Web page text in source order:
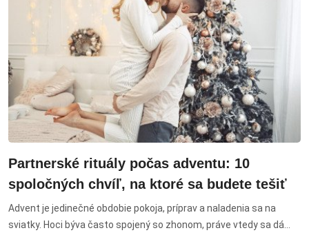
Partnerské rituály počas adventu: 10
spoločných chvíľ, na ktoré sa budete tešiť
Advent je jedinečné obdobie pokoja, príprav a naladenia sa na
sviatky. Hoci býva často spojený so zhonom, práve vtedy sa dá